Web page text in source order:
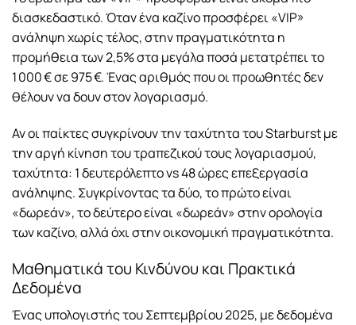
διασκεδαστικό. Όταν ένα καζίνο προσφέρει «VIP»
ανάληψη χωρίς τέλος, στην πραγματικότητα η
προμήθεια των 2,5% στα μεγάλα ποσά μετατρέπει το
1 000 € σε 975 €. Ένας αριθμός που οι προωθητές δεν
θέλουν να δουν στον λογαριασμό.
Αν οι παίκτες συγκρίνουν την ταχύτητα του Starburst με
την αργή κίνηση του τραπεζικού τους λογαριασμού,
ταχύτητα: 1 δευτερόλεπτο vs 48 ώρες επεξεργασία
ανάληψης. Συγκρίνοντας τα δύο, το πρώτο είναι
«δωρεάν», το δεύτερο είναι «δωρεάν» στην ορολογία
των καζίνο, αλλά όχι στην οικονομική πραγματικότητα.
Μαθηματικά του Κινδύνου και Πρακτικά
Δεδομένα
Ένας υπολογιστής του Σεπτεμβρίου 2025, με δεδομένα